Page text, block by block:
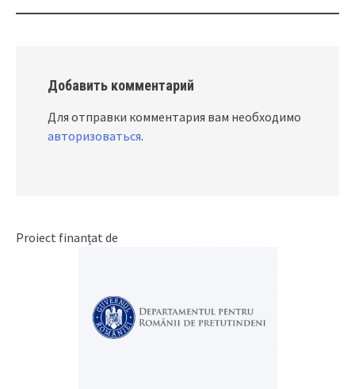
Добавить комментарий
Для отправки комментария вам необходимо
авторизоваться.
Proiect finanțat de